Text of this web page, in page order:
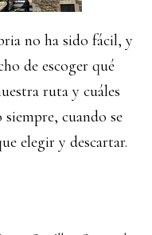
no ha sido fácil, y
de escoger qué
ruta y cuáles
cuando se
elegir y descartar.